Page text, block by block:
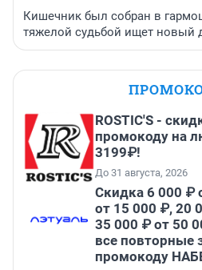
Кишечник был собран в
тяжелой судьбой ищет новый
ROSTIC'S -
промокоду на
3199₽!
До 31 августа, 2026
Скидка 6 000 ₽
от 15 000 ₽, 20
35 000 ₽ от 50
все повторные
промокоду